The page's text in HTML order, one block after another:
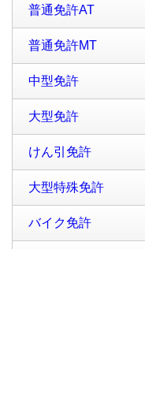
普通免許AT
普通免許MT
中型免許
大型免許
けん引免許
大型特殊免許
バイク免許